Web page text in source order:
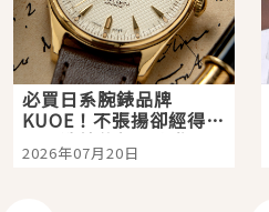
必買日系腕錶品牌
KUOE！不張揚卻經得起
時間洗鍊的經典之作五
選
2026年07月20日